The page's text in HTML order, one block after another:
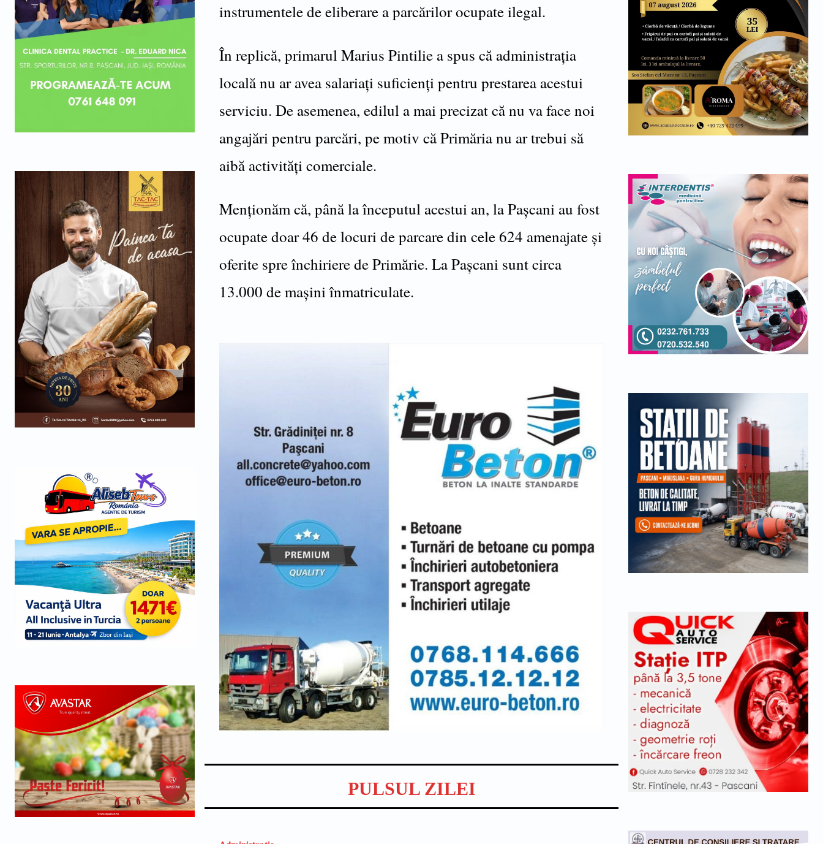
instrumentele de eliberare a parcărilor ocupate ilegal.
În replică, primarul Marius Pintilie a spus că administrația
locală nu ar avea salariați suficienți pentru prestarea acestui
serviciu. De asemenea, edilul a mai precizat că nu va face noi
angajări pentru parcări, pe motiv că Primăria nu ar trebui să
aibă activități comerciale.
Menționăm că, până la începutul acestui an, la Pașcani au fost
ocupate doar 46 de locuri de parcare din cele 624 amenajate și
oferite spre închiriere de Primărie. La Pașcani sunt circa
13.000 de mașini înmatriculate.
PULSUL ZILEI